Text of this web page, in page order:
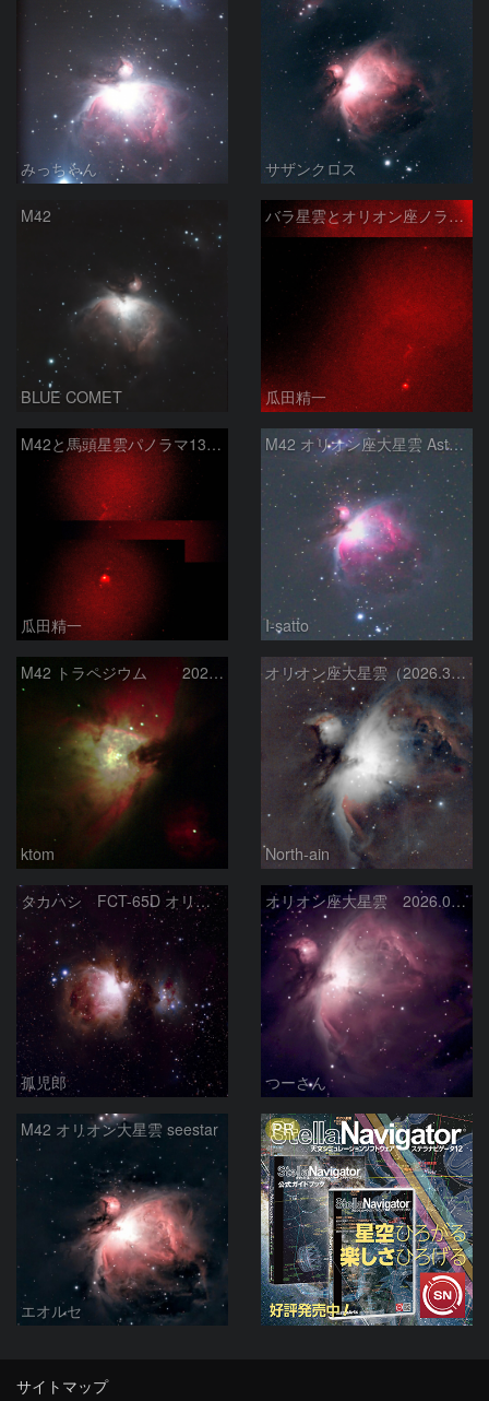
みっちゃん サザンクロス
M42
BLUE COMET
バラ星雲とオリオン座ノラマ50mm
瓜田精一
M42と馬頭星雲パノラマ135mm
瓜田精一
M42 オリオン座大星雲 AstroTracer Type3の威力
I-satto
M42 トラペジウム 2026-3-14
ktom
オリオン座大星雲（2026.3.15）
North-ain
タカハシ FCT-65D オリオン大星雲
孤児郎
オリオン座大星雲 2026.01.13
つーさん
M42 オリオン大星雲 seestar
エオルセ
PR
サイトマップ